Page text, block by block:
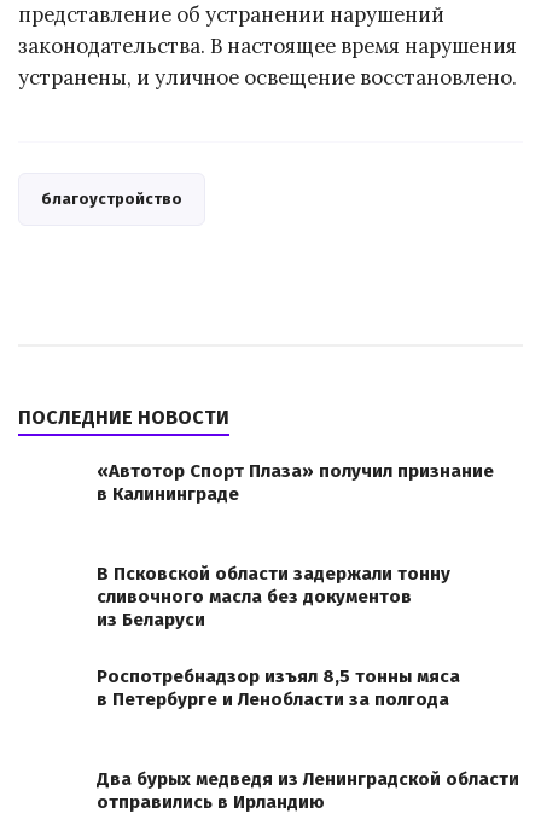
представление об устранении нарушений
законодательства. В настоящее время нарушения
устранены, и уличное освещение восстановлено.
благоустройство
ПОСЛЕДНИЕ НОВОСТИ
«Автотор Спорт Плаза» получил признание
в Калининграде
В Псковской области задержали тонну
сливочного масла без документов
из Беларуси
Роспотребнадзор изъял 8,5 тонны мяса
в Петербурге и Ленобласти за полгода
Два бурых медведя из Ленинградской области
отправились в Ирландию